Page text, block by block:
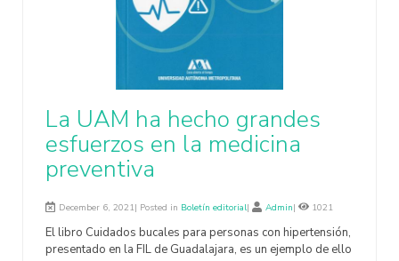
La UAM ha hecho grandes
esfuerzos en la medicina
preventiva
December 6, 2021| Posted in Boletín editorial| Admin| 1021
El libro Cuidados bucales para personas con hipertensión,
presentado en la FIL de Guadalajara, es un ejemplo de ello